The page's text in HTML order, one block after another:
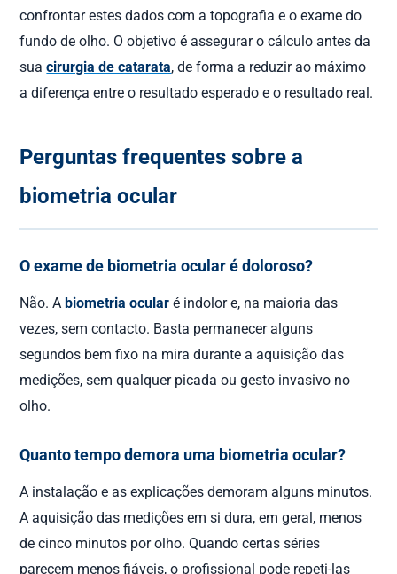
confrontar estes dados com a topografia e o exame do
fundo de olho. O objetivo é assegurar o cálculo antes da
suacirurgia de catarata, de forma a reduzir ao máximo
a diferença entre o resultado esperado e o resultado real.
Perguntas frequentes sobre a
biometria ocular
O exame de biometria ocular é doloroso?
Não. A biometria ocular é indolor e, na maioria das
vezes, sem contacto. Basta permanecer alguns
segundos bem fixo na mira durante a aquisição das
medições, sem qualquer picada ou gesto invasivo no
olho.
Quanto tempo demora uma biometria ocular?
A instalação e as explicações demoram alguns minutos.
A aquisição das medições em si dura, em geral, menos
de cinco minutos por olho. Quando certas séries
parecem menos fiáveis, o profissional pode repeti-las